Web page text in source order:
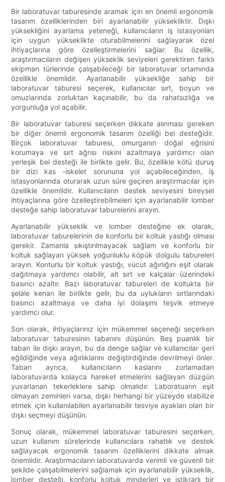
Bir laboratuvar taburesinde aramak için en önemli ergonomik
tasarım özelliklerinden biri ayarlanabilir yüksekliktir. Dışkı
yüksekliğini ayarlama yeteneği, kullanıcıların iş istasyonları
için uygun yükseklikte oturabilmelerini sağlayarak özel
ihtiyaçlarına göre özelleştirmelerini sağlar. Bu özellik,
araştırmacıların değişen yükseklik seviyeleri gerektiren farklı
ekipman türlerinde çalışabileceği bir laboratuvar ortamında
özellikle önemlidir. Ayarlanabilir yüksekliğe sahip bir
laboratuvar taburesi seçerek, kullanıcılar sırt, boyun ve
omuzlarında zorluktan kaçınabilir, bu da rahatsızlığa ve
yorgunluğa yol açabilir.
Bir laboratuvar taburesi seçerken dikkate alınması gereken
bir diğer önemli ergonomik tasarım özelliği bel desteğidir.
Birçok laboratuvar taburesi, omurganın doğal eğrisini
korumaya ve sırt ağrısı riskini azaltmaya yardımcı olan
yerleşik bel desteği ile birlikte gelir. Bu, özellikle kötü duruş
bir dizi kas -iskelet sorununa yol açabileceğinden, iş
istasyonlarında oturarak uzun süre geçiren araştırmacılar için
özellikle önemlidir. Kullanıcıların destek seviyesini bireysel
ihtiyaçlarına göre özelleştirebilmeleri için ayarlanabilir lomber
desteğe sahip laboratuvar taburelerini arayın.
Ayarlanabilir yükseklik ve lomber desteğine ek olarak,
laboratuvar taburelerinin de konforlu bir koltuk yastığı olması
gerekir. Zamanla sıkıştırılmayacak sağlam ve konforlu bir
koltuk sağlayan yüksek yoğunluklu köpük dolgulu tabureleri
arayın. Konturlu bir koltuk yastığı, vücut ağırlığını eşit olarak
dağıtmaya yardımcı olabilir, alt sırt ve kalçalar üzerindeki
basıncı azaltır. Bazı laboratuvar tabureleri de koltukta bir
şelale kenarı ile birlikte gelir, bu da uylukların sırtlarındaki
basıncı azaltmaya ve daha iyi dolaşımı teşvik etmeye
yardımcı olur.
Son olarak, ihtiyaçlarınız için mükemmel seçeneği seçerken
laboratuvar taburesinin tabanını düşünün. Beş puanlık bir
taban ile dışkı arayın, bu da denge sağlar ve kullanıcılar geri
eğildiğinde veya ağırlıklarını değiştirdiğinde devrilmeyi önler.
Taban ayrıca, kullanıcıların kaslarını zorlamadan
laboratuvarda kolayca hareket etmelerini sağlayan düzgün
yuvarlanan tekerleklere sahip olmalıdır. Laboratuarın eşit
olmayan zeminleri varsa, dışkı herhangi bir yüzeyde stabilize
etmek için kullanılabilen ayarlanabilir tesviye ayakları olan bir
dışkı seçmeyi düşünün.
Sonuç olarak, mükemmel laboratuvar taburesini seçerken,
uzun kullanım sürelerinde kullanıcılara rahatlık ve destek
sağlayacak ergonomik tasarım özelliklerini dikkate almak
önemlidir. Araştırmacıların laboratuvarda verimli ve güvenli bir
şekilde çalışabilmelerini sağlamak için ayarlanabilir yükseklik,
lomber desteği, konforlu koltuk minderleri ve istikrarlı bir